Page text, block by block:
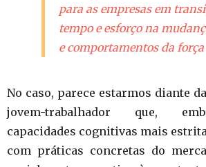
para as empresas em
tempo e esforço na
e comportamentos da
No caso, parece estarmos diante
jovem-trabalhador que,
capacidades cognitivas mais
com práticas concretas do